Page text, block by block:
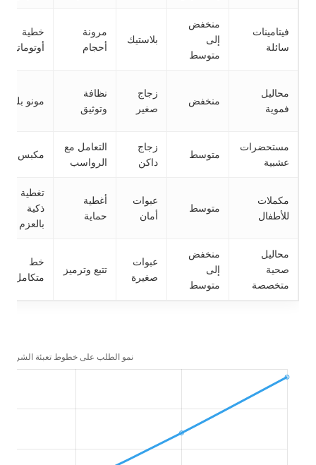
فيتامينات
سائلة
منخفض
إلى
متوسط
بلاستيك
مرونة
أحجام
خطية
أوتوماتيكية
محاليل
فموية
منخفض
زجاج
صغير
نظافة
وتوثيق
مونو بلوك
مستحضرات
عشبية
متوسط
زجاج
داكن
التعامل مع
الرواسب
مكبس
مكملات
للأطفال
متوسط
عبوات
أمان
أغطية
حماية
تغطية
ذكية
بالعزم
محاليل
صحية
متخصصة
منخفض
إلى
متوسط
عبوات
صغيرة
تتبع وترميز
خط
متكامل